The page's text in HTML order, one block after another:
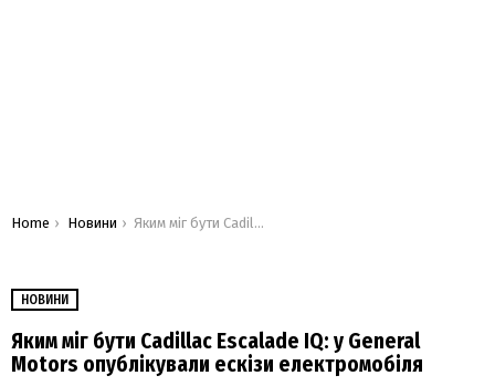
You are here:
Home Новини Яким міг бути Cadillac Escalade IQ: у General Motors опублікували ескізи електромобіля
НОВИНИ
Яким міг бути Cadillac Escalade IQ: у General
Motors опублікували ескізи електромобіля